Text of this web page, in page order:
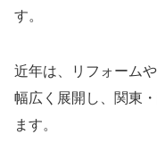
す。
近年は、リフォーム
幅広く展開し、関東
ます。